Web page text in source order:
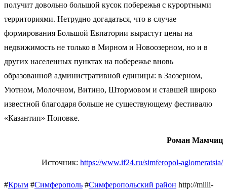
получит довольно большой кусок побережья с курортными
территориями. Нетрудно догадаться, что в случае
формирования Большой Евпатории вырастут цены на
недвижимость не только в Мирном и Новоозерном, но и в
других населенных пунктах на побережье вновь
образованной административной единицы: в Заозерном,
Уютном, Молочном, Витино, Штормовом и ставшей широко
известной благодаря больше не существующему фестивалю
«Казантип» Поповке.
Роман Мамчиц
Источник: https://www.if24.ru/simferopol-aglomeratsia/
#Крым #Симферополь #Симферопольский район http://milli-